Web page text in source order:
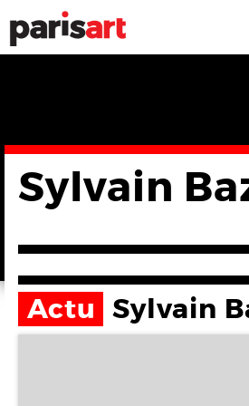
Sylvain
Actu Sylvain